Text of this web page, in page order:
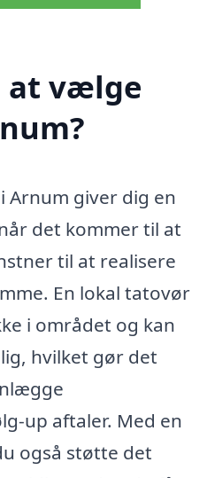
at vælge
giver dig en
det kommer til at
til at realisere
En lokal tatovør
i området og kan
hvilket gør det
up aftaler. Med en
også støtte det